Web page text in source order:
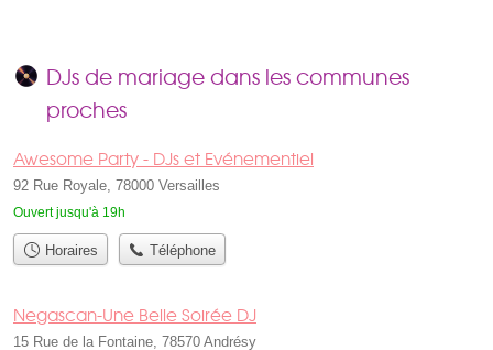
DJs de mariage dans les communes
proches
Awesome Party - DJs et Evénementiel
92 Rue Royale, 78000 Versailles
Ouvert jusqu'à 19h
Horaires Téléphone
Negascan-Une Belle Soirée DJ
15 Rue de la Fontaine, 78570 Andrésy